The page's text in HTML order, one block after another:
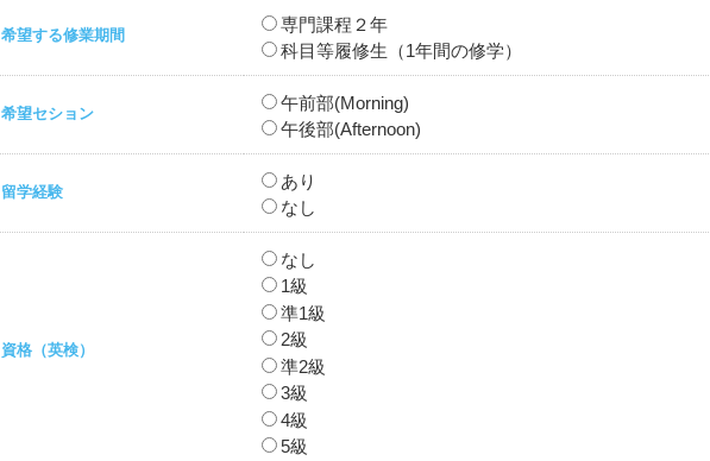
希望する修業期間
専門課程２年
科目等履修生（1年間の修学）
希望セション
午前部(Morning)
午後部(Afternoon)
留学経験
あり
なし
資格（英検）
なし
1級
準1級
2級
準2級
3級
4級
5級